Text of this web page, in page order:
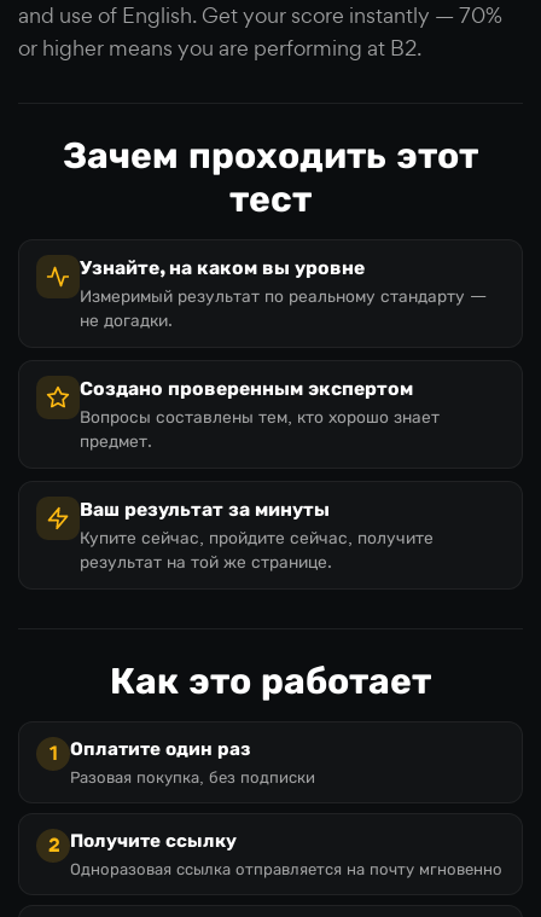
and use of English. Get your score instantly — 70%
or higher means you are performing at B2.
Зачем проходить этот
тест
Узнайте, на каком вы уровне
Измеримый результат по реальному стандарту —
не догадки.
Создано проверенным экспертом
Вопросы составлены тем, кто хорошо знает
предмет.
Ваш результат за минуты
Купите сейчас, пройдите сейчас, получите
результат на той же странице.
Как это работает
1 Оплатите один раз
Разовая покупка, без подписки
2 Получите ссылку
Одноразовая ссылка отправляется на почту мгновенно